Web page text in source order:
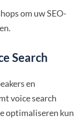
om uw SEO-
Search
en
voice search
optimaliseren kun